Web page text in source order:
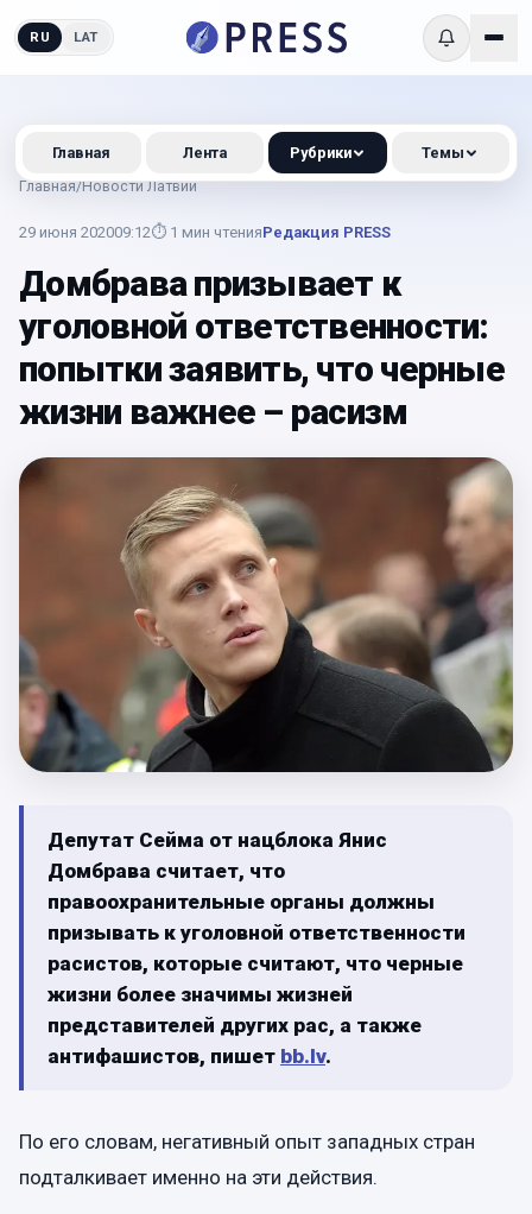
RU LAT
Главная/Новости Латвии
29 июня 202009:12⏱ 1 мин чтенияРедакция PRESS
Домбрава призывает к
уголовной ответственности:
попытки заявить, что черные
жизни важнее – расизм
Депутат Сейма от нацблока Янис
Домбрава считает, что
правоохранительные органы должны
призывать к уголовной ответственности
расистов, которые считают, что черные
жизни более значимы жизней
представителей других рас, а также
антифашистов, пишет bb.lv.
По его словам, негативный опыт западных стран
подталкивает именно на эти действия.
Главная Лента Рубрики Темы